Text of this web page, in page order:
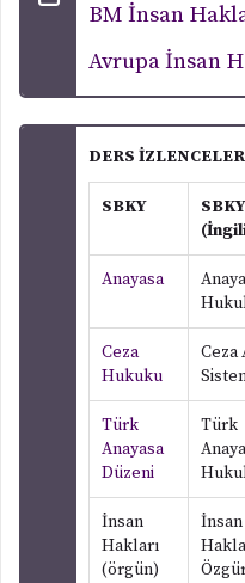
BM İnsan
Avrupa İnsan
DERS
SBKY
SBKY
Anayasa
Ceza
Hukuku
Ceza
Türk
Anayasa
Düzeni
Türk
İnsan
Hakları
(örgün)
İnsan